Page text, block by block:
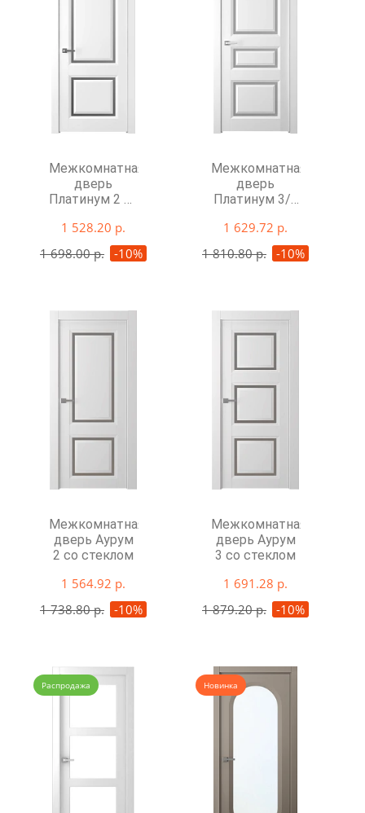
Межкомнатная
дверь
Платинум 2 со
1 528.20 р.
1 698.00 р. -10%
Межкомнатная
дверь
Платинум 3/1
1 629.72 р.
1 810.80 р. -10%
Межкомнатная
дверь Аурум
2 со стеклом
1 564.92 р.
1 738.80 р. -10%
Межкомнатная
дверь Аурум
3 со стеклом
1 691.28 р.
1 879.20 р. -10%
Распродажа Новинка